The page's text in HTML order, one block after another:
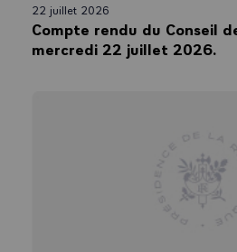
22 juillet 2026
Compte rendu du Conseil
mercredi 22 juillet 2026.